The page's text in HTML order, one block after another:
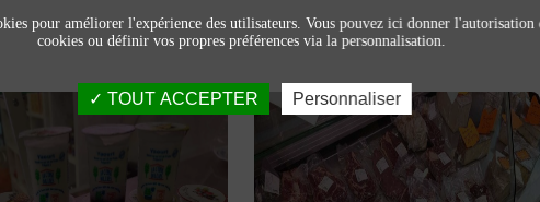
fromage
Viandes et
charcuteries
pour améliorer l'expérience des utilisateurs. Vous pouvez ici donner
cookies ou définir vos propres préférences via la personnalisation.
TOUT ACCEPTER Personnaliser